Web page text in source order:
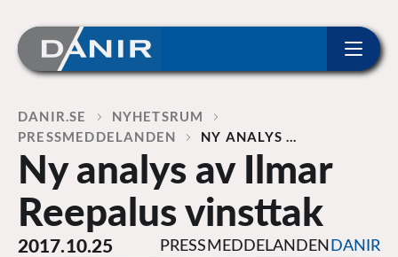
Home
DANIR
NYHETSRUM
PRESSMEDDELANDEN
NY ANALYS …
Ny analys av Ilmar
Reepalus vinsttak
2017.10.25 PRESSMEDDELANDEN DANIR